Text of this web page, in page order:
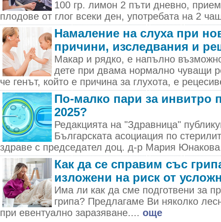
100 гр. лимон 2 пъти дневно,
плодове от глог всеки ден, употребата на 2
Намаление на слуха при
причини, изследвания и
Макар и рядко, е напълно
дете при двама нормално чуващи
че генът, който е причина за глухота, е
По-малко пари за инвитро
2025?
Редакцията на "Здравница"
Българската асоциация по
здраве с председател доц. д-р Мария
Как да се справим със
изложени на риск от
Има ли как да сме подготвени за
грипа? Предлагаме Ви няколко
при евентуално заразяване.... още